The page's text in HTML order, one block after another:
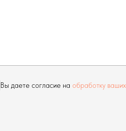
Вы даете согласие на обработку